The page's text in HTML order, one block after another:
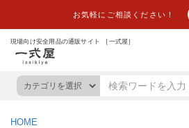
お気軽にご相談ください！
現場向け安全用品の通販サイト ［一式屋］
HOME